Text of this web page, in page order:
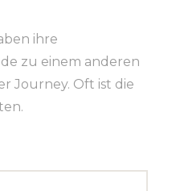
ihre
zu einem anderen
Journey. Oft ist die